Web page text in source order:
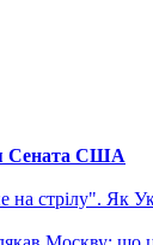
Сената США
стрілу". Як